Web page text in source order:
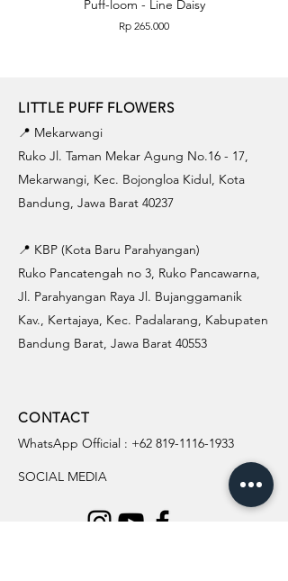
Puff-loom - Line Daisy
Price
Rp 265.000
LITTLE PUFF FLOWERS
📍 Mekarwangi
Ruko Jl. Taman Mekar Agung No.16 - 17,
Mekarwangi, Kec. Bojongloa Kidul, Kota
Bandung, Jawa Barat 40237
📍 KBP (Kota Baru Parahyangan)
Ruko Pancatengah no 3, Ruko Pancawarna,
Jl. Parahyangan Raya Jl. Bujanggamanik
Kav., Kertajaya, Kec. Padalarang, Kabupaten
Bandung Barat, Jawa Barat 40553
CONTACT
WhatsApp Official : +62 819-1116-1933
SOCIAL MEDIA